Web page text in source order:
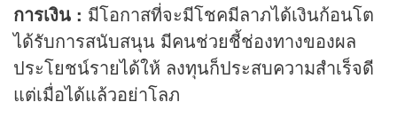
การเงิน : มีโอกาสที่จะมีโชคมีลาภได้เงินก้อนโต
ได้รับการสนับสนุน มีคนช่วยชี้ช่องทางของผล
ประโยชน์รายได้ให้ ลงทุนก็ประสบความสำเร็จดี
แต่เมื่อได้แล้วอย่าโลภ